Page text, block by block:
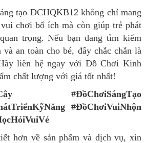
tạo DCHQKB12 không chỉ mang
chơi bổ ích mà còn giúp trẻ phát
trọng. Nếu bạn đang tìm kiếm
an toàn cho bé, đây chắc chắn là
liên hệ ngay với Đồ Chơi Kinh
chất lượng với giá tốt nhất!
#ĐồChơiSángTạo
#ĐồChơiVuiNhộn
hơn về sản phẩm và dịch vụ, xin